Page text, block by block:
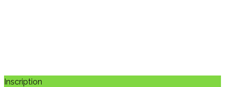
Inscription